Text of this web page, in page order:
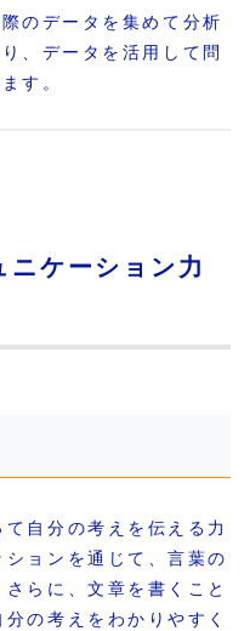
際のデータを集めて分析
、データを活用して問
す。
ケーション力
自分の考えを伝える力
ョンを通じて、言葉の
らに、文章を書くこと
の考えをわかりやすく